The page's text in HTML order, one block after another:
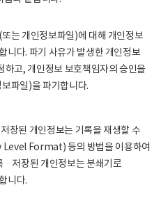
는 개인정보파일)에 대해 개인정보
니다. 파기 사유가 발생한 개인정보
하고, 개인정보 보호책임자의 승인을
파일)을 파기합니다.
장된 개인정보는 기록을 재생할 수
Level Format) 등의 방법을 이용하여
·저장된 개인정보는 분쇄기로
니다.